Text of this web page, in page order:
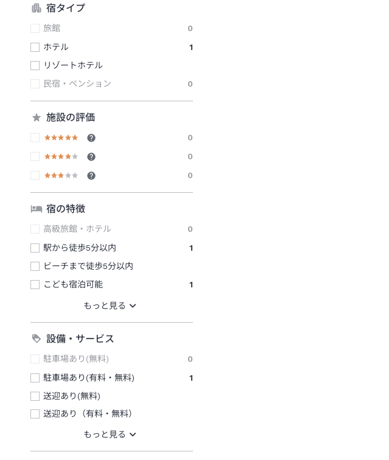
宿タイプ
旅館
0
ホテル
1
リゾートホテル
民宿・ペンション
0
施設の評価
0
0
0
宿の特徴
高級旅館・ホテル
0
駅から徒歩5分以内
1
ビーチまで徒歩5分以内
こども宿泊可能
1
設備・サービス
駐車場あり(無料)
0
駐車場あり(有料・無料)
1
送迎あり(無料)
送迎あり（有料・無料）